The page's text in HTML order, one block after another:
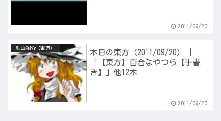
2011/09/20
動画紹介（東方）
本日の東方（2011/09/20） |
「【東方】百合なやつら【手書
き】」他12本
2011/09/20